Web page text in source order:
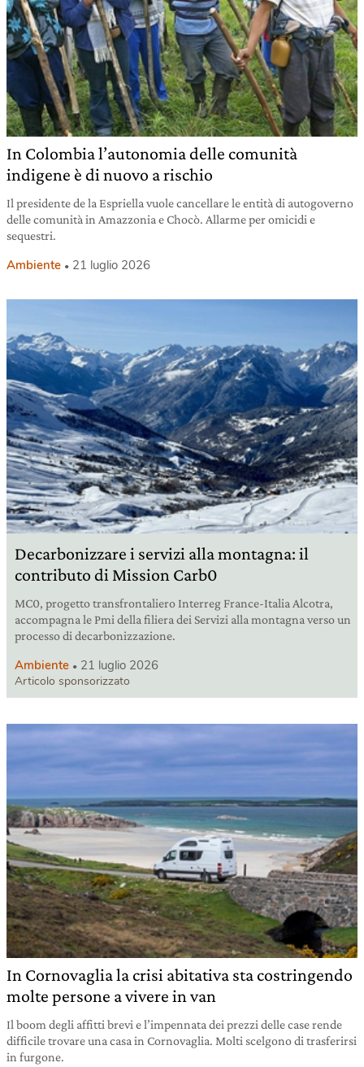
In Colombia l’autonomia delle comunità
indigene è di nuovo a rischio
Il presidente de la Espriella vuole cancellare le entità di autogoverno
delle comunità in Amazzonia e Chocò. Allarme per omicidi e
sequestri.
Ambiente 21 luglio 2026
Decarbonizzare i servizi alla montagna: il
contributo di Mission Carb0
MC0, progetto transfrontaliero Interreg France-Italia Alcotra,
accompagna le Pmi della filiera dei Servizi alla montagna verso un
processo di decarbonizzazione.
Ambiente 21 luglio 2026
Articolo sponsorizzato
In Cornovaglia la crisi abitativa sta costringendo
molte persone a vivere in van
Il boom degli affitti brevi e l’impennata dei prezzi delle case rende
difficile trovare una casa in Cornovaglia. Molti scelgono di trasferirsi
in furgone.